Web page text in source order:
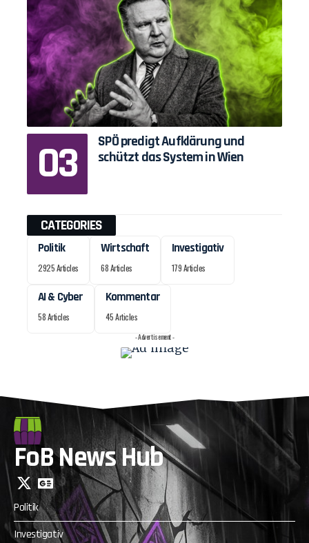
SPÖ predigt Aufklärung und
schützt das System in Wien
CATEGORIES
Politik
2925 Articles
Wirtschaft
68 Articles
Investigativ
179 Articles
AI & Cyber
58 Articles
Kommentar
45 Articles
- Advertisement -
FoB News Hub
Politik
Investigativ